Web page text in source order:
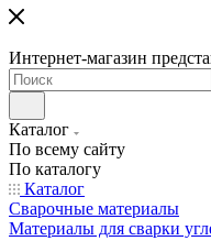
Интернет-магазин
Каталог
По всему сайту
По каталогу
Каталог
Сварочные материалы
Материалы для сварки